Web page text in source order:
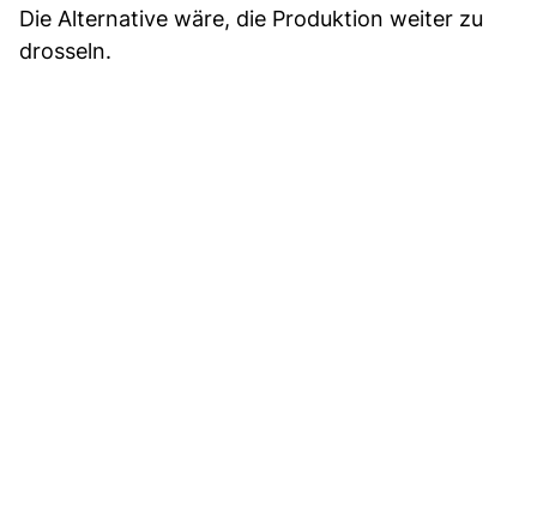
Die Alternative wäre, die Produktion weiter zu
drosseln.